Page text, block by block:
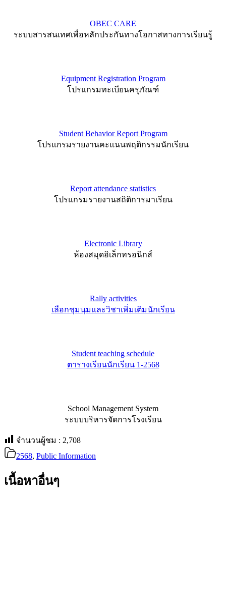
OBEC CARE
ระบบสารสนเทศเพื่อหลักประกันทางโอกาสทางการเรียนรู้
Equipment Registration Program
โปรแกรมทะเบียนครุภัณฑ์
Student Behavior Report Program
โปรแกรมรายงานคะแนนพฤติกรรมนักเรียน
Report attendance statistics
โปรแกรมรายงานสถิติการมาเรียน
Electronic Library
ห้องสมุดอิเล็กทรอนิกส์
Rally activities
เลือกชุมนุมและวิชาเพิ่มเติมนักเรียน
Student teaching schedule
ตารางเรียนนักเรียน 1-2568
School Management System
ระบบบริหารจัดการโรงเรียน
จำนวนผู้ชม : 2,708
2568, Public Information
เนื้อหาอื่นๆ